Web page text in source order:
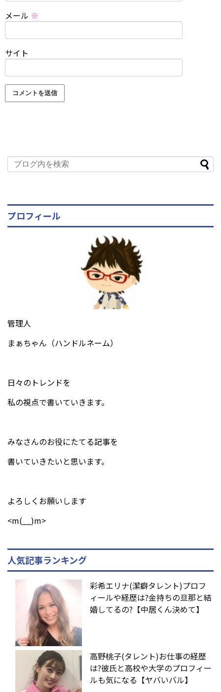
メール ※
サイト
プロフィール
管理人
まぁちゃん（ハンドルネーム）
日々のトレンドを
私の視点で書いていきます。
みなさんのお役にたてる記事を
書いていきたいと思います。
よろしくお願いします
<m(__)m>
人気記事ランキング
彩希エリナ(潔癖タレント)プロフ
ィールや経歴は?金持ちの旦那と結
婚してるの?【中居くん決めて】
高野桃子(タレント)お仕事の経歴
は?彼氏と高校や大学のプロフィー
ルも気になる【ヤバいバル】